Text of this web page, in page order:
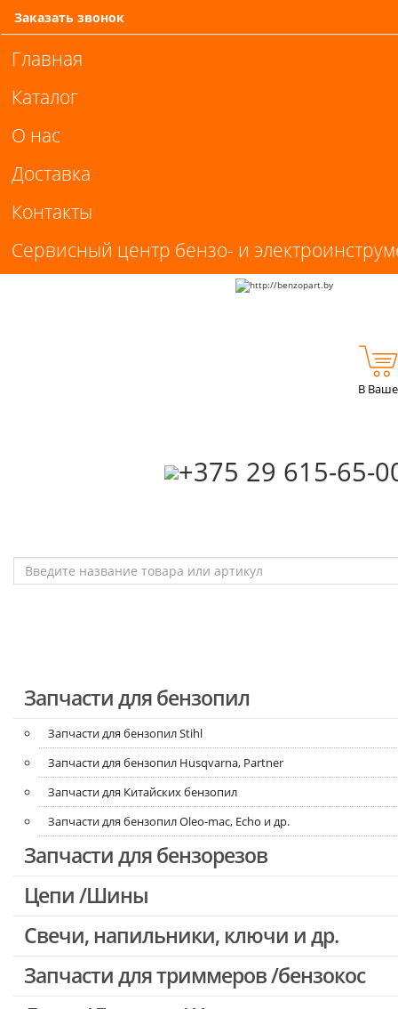
Заказать звонок
Главная
Каталог
О нас
Доставка
Контакты
Сервисный центр бензо- и
‎+375 29 615-65-
В
Запчасти для бензопил
Запчасти для бензопил Stihl
Запчасти для бензопил Husqvarna, Partner
Запчасти для Китайских бензопил
Запчасти для бензопил Oleo-mac, Echo и др.
Запчасти для бензорезов
Цепи /Шины
Свечи, напильники, ключи и др.
Запчасти для триммеров /бензокос